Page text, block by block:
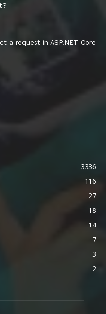
a request in ASP.NET Core
3336
116
27
18
14
7
3
2